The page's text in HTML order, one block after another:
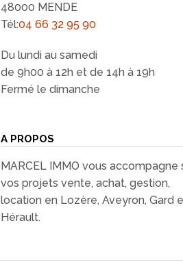
48000 MENDE
Tél:04 66 32 95 90
Du lundi au samedi
de 9h00 à 12h et de 14h à 19h
Fermé le dimanche
A PROPOS
MARCEL IMMO vous accompagne
vos projets vente, achat, gestion,
location en Lozère, Aveyron, Gard
Hérault.